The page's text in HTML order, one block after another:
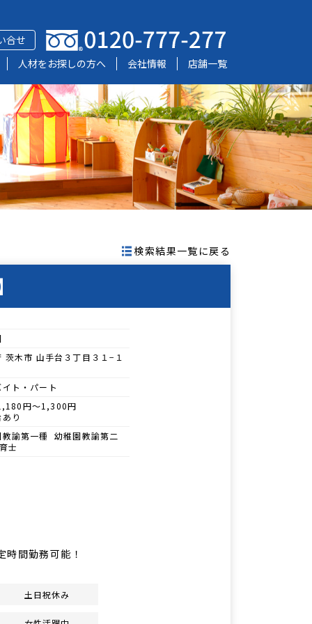
合せ
人材をお探しの方へ
会社情報 店舗一覧
検索結果一覧に戻る
茨木市 山手台３丁目３１−１
ト・パート
円～1,300円
り
教諭第一種 幼稚園教諭第二
士
間勤務可能！
土日祝休み